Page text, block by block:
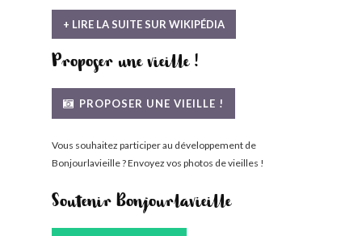
+ LIRE LA SUITE SUR WIKIPÉDIA
Proposer une vieille !
PROPOSER UNE VIEILLE !
Vous souhaitez participer au développement de
Bonjourlavieille ? Envoyez vos photos de vieilles !
Soutenir Bonjourlavieille